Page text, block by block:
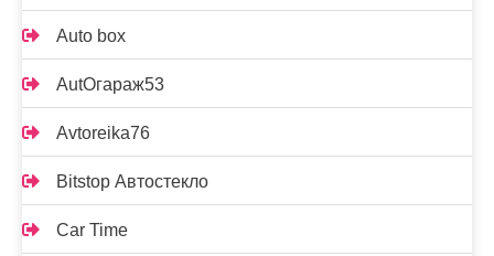
Auto box
AutOгараж53
Avtoreika76
Bitstop Автостекло
Car Time